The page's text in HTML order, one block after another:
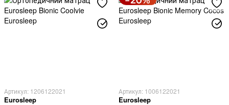
Артикул: 1206122021
Eurosleep
Артикул: 1006122021
Eurosleep